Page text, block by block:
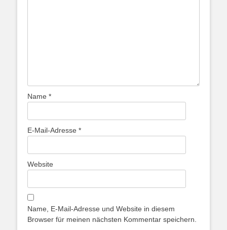
Name *
E-Mail-Adresse *
Website
Name, E-Mail-Adresse und Website in diesem
Browser für meinen nächsten Kommentar speichern.